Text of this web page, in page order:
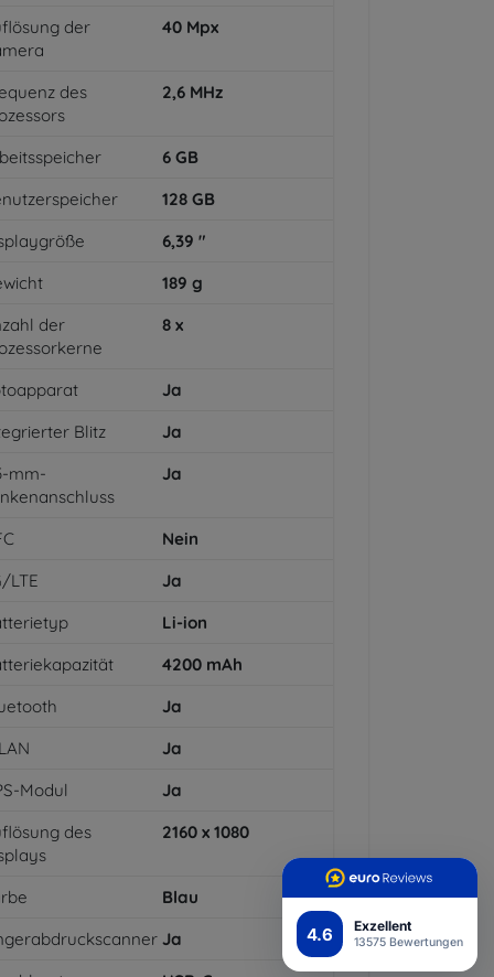
4.6 Exzellent
13575 Bewertungen
der
40 Mpx
des
2,6 MHz
6 GB
128 GB
6,39 "
189 g
der
8 x
Ja
Blitz
Ja
mm-
Ja
Nein
LTE
Ja
Li-ion
4200 mAh
Ja
Ja
Modul
Ja
des
2160 x 1080
Blau
Ja